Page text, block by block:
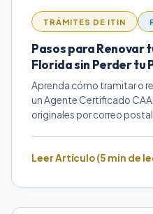
TRÁMITES DE ITIN
Pasos para Renovar
Florida sin Perder tu
Aprenda cómo tramitar o
un Agente Certificado
originales por correo postal.
Leer Artículo (5 min de